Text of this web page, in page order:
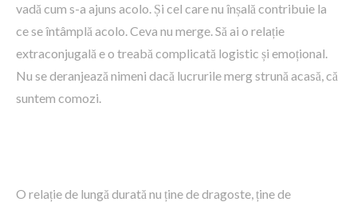
vadă cum s-a ajuns acolo. Și cel care nu înșală contribuie la
ce se întâmplă acolo. Ceva nu merge. Să ai o relație
extraconjugală e o treabă complicată logistic și emoțional.
Nu se deranjează nimeni dacă lucrurile merg strună acasă, că
suntem comozi.
O relație de lungă durată nu ține de dragoste, ține de